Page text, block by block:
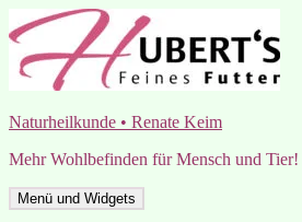
Zum
Inhalt
springen
Naturheilkunde • Renate Keim
Mehr Wohlbefinden für Mensch und Tier!
Menü und Widgets